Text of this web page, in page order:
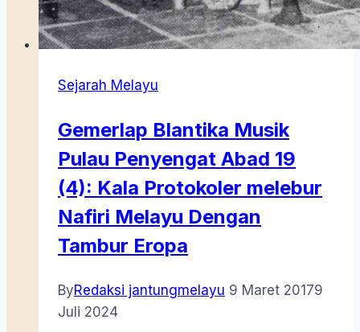
Sejarah Melayu
Gemerlap Blantika Musik
Pulau Penyengat Abad 19
(4): Kala Protokoler melebur
Nafiri Melayu Dengan
Tambur Eropa
ByRedaksi jantungmelayu 9 Maret 20179
Juli 2024